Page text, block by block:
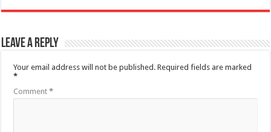
Leave a Reply
Your email address will not be published. Required fields are marked
*
Comment*